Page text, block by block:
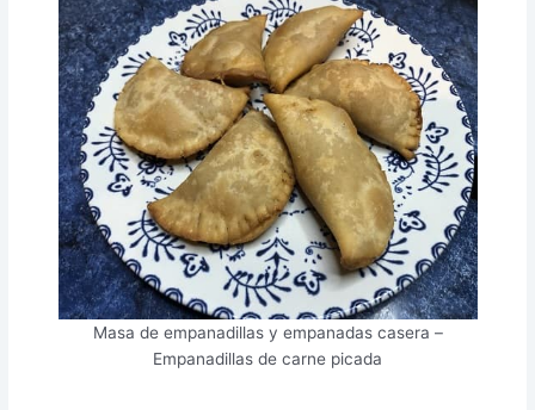
Masa de empanadillas y empanadas casera –
Empanadillas de carne picada